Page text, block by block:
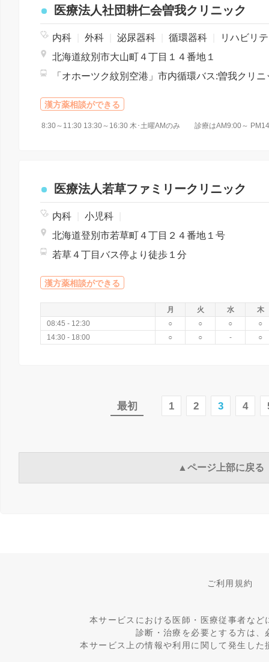
医療法人社団耕仁会曽我クリニック
内科 外科 泌尿器科 循環器科
リハビリテーション
北海道紋別市大山町４丁目１４番地１
漢方薬相談ができる
医療法人若草ファミリークリニック
内科 小児科
北海道登別市若草町４丁目２４番地１号
若草４丁目バス停より徒歩１分
漢方薬相談ができる
月 火 水
木
08:45 - 12:30
○ ○ ○
○
14:30 - 18:00
○ ○ - ○
最初 1 2 3 4
▲ページ上部に戻る
ご利用規約
本サービスにおける医師・医療従事者な
診断・治療を必要とする方は
本サービス上の情報や利用に関して発生し